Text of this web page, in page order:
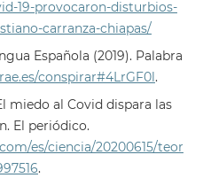
19-provocaron-disturbios-
carranza-chiapas/
Española (2019). Palabra
conspirar#4LrGF0l .
miedo al Covid dispara las
El periódico.
es/ciencia/20200615/teor
.